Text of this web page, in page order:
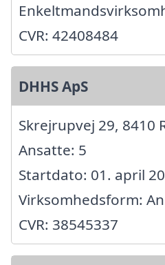
CVR: 42408484
DHHS ApS
Skrejrupvej 29, 8410
Ansatte: 5
Startdato: 01. april
Virksomhedsform:
CVR: 38545337